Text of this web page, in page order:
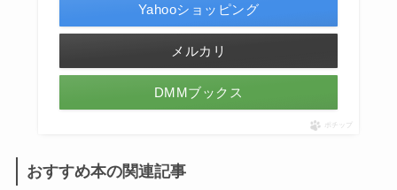
Yahooショッピング
メルカリ
DMMブックス
ポチップ
おすすめ本の関連記事